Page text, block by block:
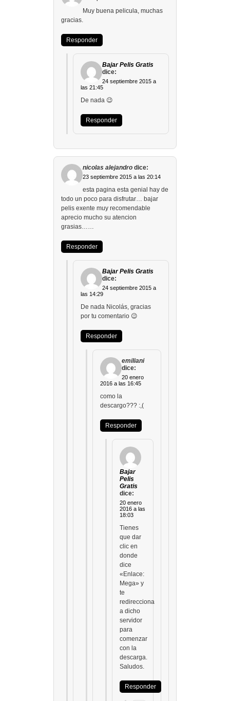
Muy buena pelicula, muchas
gracias.
Responder
Bajar Pelis Gratis
dice:
24 septiembre 2015 a
las 21:45
De nada 😉
Responder
nicolas alejandro dice:
23 septiembre 2015 a las 20:14
esta pagina esta genial hay de
todo un poco para disfrutar… bajar
pelis exente muy recomendable
aprecio mucho su atencion
grasias……
Responder
Bajar Pelis Gratis
dice:
24 septiembre 2015 a
las 14:29
De nada Nicolás, gracias
por tu comentario 😉
Responder
emiliani
dice:
20 enero
2016 a las 16:45
como la
descargo??? :,(
Responder
Bajar
Pelis
Gratis
dice:
20 enero
2016 a las
18:03
Tienes
que dar
clic en
donde
dice
«Enlace:
Mega» y
te
redirecciona
a dicho
servidor
para
comenzar
con la
descarga.
Saludos.
Responder